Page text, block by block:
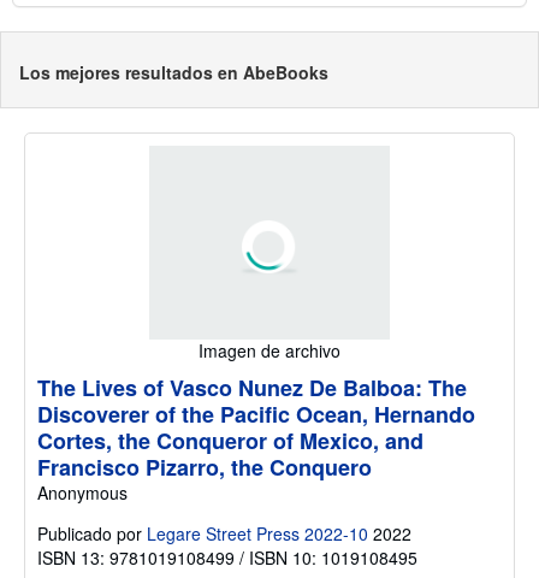
Los mejores resultados en AbeBooks
Imagen de archivo
The Lives of Vasco Nunez De Balboa: The
Discoverer of the Pacific Ocean, Hernando
Cortes, the Conqueror of Mexico, and
Francisco Pizarro, the Conquero
Anonymous
Publicado por Legare Street Press 2022-10 2022
ISBN 13: 9781019108499 / ISBN 10: 1019108495